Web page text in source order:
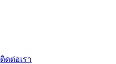
ติดต่อเรา